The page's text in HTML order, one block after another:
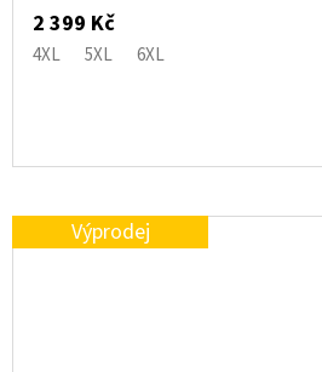
2 399 Kč
4XL 5XL 6XL
Výprodej